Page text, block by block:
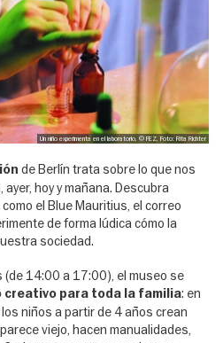
Un niño experimenta en el laboratorio, © FEZ, Foto: Rita Richter
de Berlín trata sobre lo que nos
hoy y mañana. Descubra
el Blue Mauritius, el correo
de forma lúdica cómo la
sociedad.
(de 14:00 a 17:00), el museo se
creativo para toda la familia: en
los niños a partir de 4 años crean
viejo, hacen manualidades,